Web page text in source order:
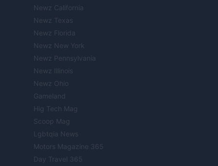
Newz California
Newz Texas
Newz Florida
Newz New York
Newz Pennsylvania
Newz Illinois
Newz Ohio
Gameland
Hig Tech Mag
Scoop Mag
Lgbtqia News
Motors Magazine 365
Day Travel 365